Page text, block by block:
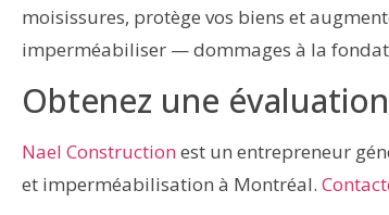
moisissures, protège vos biens et
imperméabiliser — dommages à la
Obtenez une
Nael Construction est un entrepreneur
et imperméabilisation à Montréal.